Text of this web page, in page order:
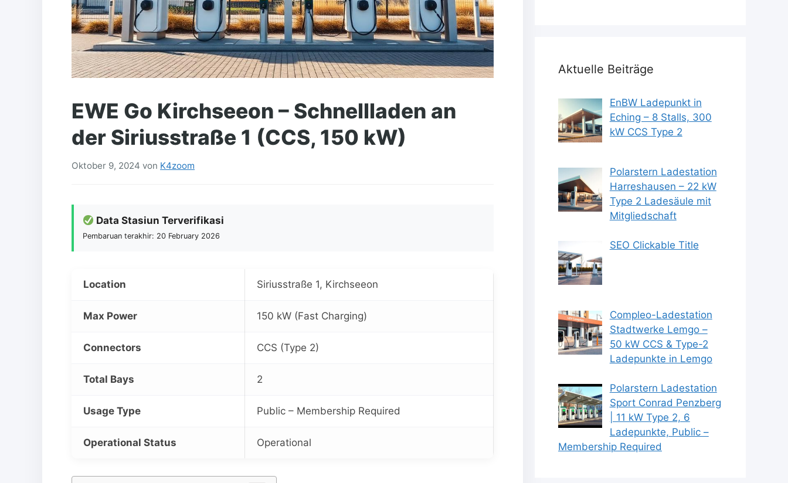
EWE Go Kirchseeon – Schnellladen an
der Siriusstraße 1 (CCS, 150 kW)
Oktober 9, 2024 von K4zoom
Data Stasiun Terverifikasi
Pembaruan terakhir: 20 February 2026
Location Siriusstraße 1, Kirchseeon
Max Power 150 kW (Fast Charging)
Connectors CCS (Type 2)
Total Bays 2
Usage Type Public – Membership Required
Operational Status Operational
Aktuelle Beiträge
EnBW Ladepunkt in
Eching – 8 Stalls, 300
kW CCS Type 2
Polarstern Ladestation
Harreshausen – 22 kW
Type 2 Ladesäule mit
Mitgliedschaft
SEO Clickable Title
Compleo-Ladestation
Stadtwerke Lemgo –
50 kW CCS & Type-2
Ladepunkte in Lemgo
Polarstern Ladestation
Sport Conrad Penzberg
| 11 kW Type 2, 6
Ladepunkte, Public –
Membership Required